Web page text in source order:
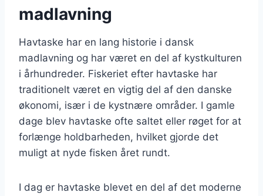
madlavning
Havtaske har en lang historie i dansk
madlavning og har været en del af kystkulturen
i århundreder. Fiskeriet efter havtaske har
traditionelt været en vigtig del af den danske
økonomi, især i de kystnære områder. I gamle
dage blev havtaske ofte saltet eller røget for at
forlænge holdbarheden, hvilket gjorde det
muligt at nyde fisken året rundt.
I dag er havtaske blevet en del af det moderne